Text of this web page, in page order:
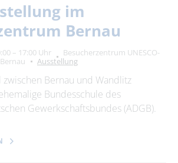
im
Bernau
– 17:00 Uhr
Besucherzentrum UNESCO-
Ausstellung
Bernau und Wandlitz
Bundesschule des
Gewerkschaftsbundes (ADGB).